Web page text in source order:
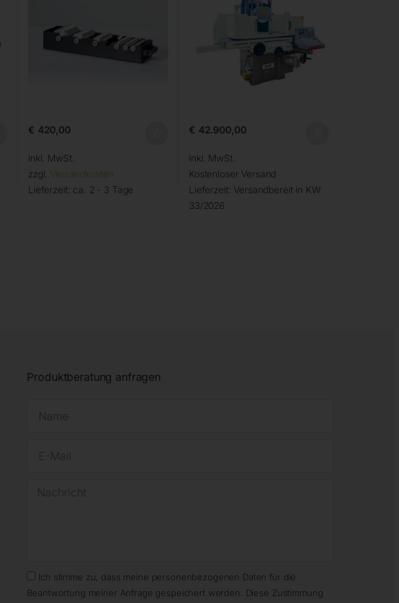
€ 420,00
inkl. MwSt.
zzgl. Versandkosten
Lieferzeit: ca. 2 - 3 Tage
€ 42.900,00
inkl. MwSt.
Kostenloser Versand
Lieferzeit: Versandbereit in KW
33/2026
Produktberatung anfragen
Ich stimme zu, dass meine personenbezogenen Daten für die
Beantwortung meiner Anfrage gespeichert werden. Diese Zustimmung